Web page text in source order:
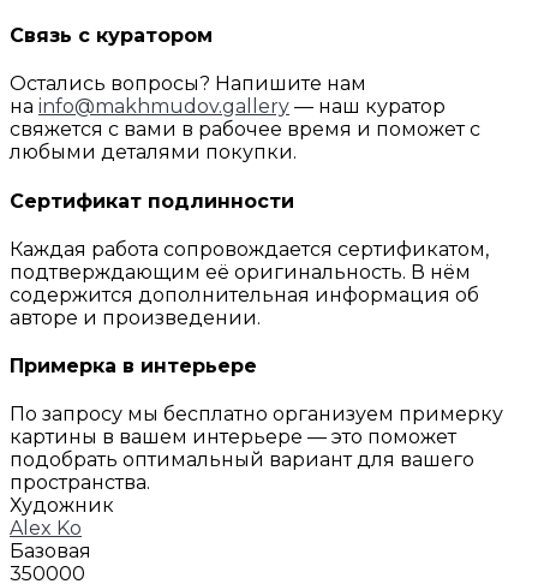
Связь с куратором
Остались вопросы? Напишите нам
на info@makhmudov.gallery — наш куратор
свяжется с вами в рабочее время и поможет с
любыми деталями покупки.
Сертификат подлинности
Каждая работа сопровождается сертификатом,
подтверждающим её оригинальность. В нём
содержится дополнительная информация об
авторе и произведении.
Примерка в интерьере
По запросу мы бесплатно организуем примерку
картины в вашем интерьере — это поможет
подобрать оптимальный вариант для вашего
пространства.
Художник
Alex Ko
Базовая
350000